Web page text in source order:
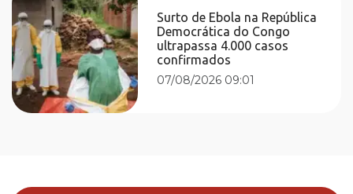
Surto de Ebola na República
Democrática do Congo
ultrapassa 4.000 casos
confirmados
07/08/2026 09:01